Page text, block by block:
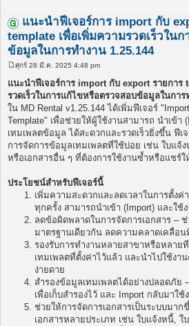
แนะนำฟีเจอร์การ import กับ
template เพื่อเพิ่มความรวดเร็วใน
ข้อมูลในการทำงาน 1.25.144
โ
พ
ส
ต์
ศุกร์ 28 มี.ค. 2025 4:48 pm
แนะนำฟีเจอร์การ import กับ export รายการ
รวดเร็วในการแก้ไขหรือตรวจสอบข้อมูลในการ
ใน MD Rental v1.25.144 ได้เพิ่มฟีเจอร์
Template" เพื่อช่วยให้ผู้ใช้งานสามารถ นำเข้า
เทมเพลตข้อมูล ได้สะดวกและรวดเร็วยิ่งขึ้น ฟีเ
การจัดการข้อมูลเทมเพลตที่ใช้บ่อย เช่น ใบแจ้
หรือเอกสารอื่น ๆ ที่ต้องการใช้งานซ้ำหรือแชร์
ประโยชน์สำหรับฟีเจอร์นี้
เพิ่มความสะดวกและลดเวลาในการตั้งค่
ทุกครั้ง สามารถนำเข้า (Import) และใช้
ลดข้อผิดพลาดในการจัดการเอกสาร –
มาตรฐานเดียวกัน ลดความคลาดเคลื่อน
รองรับการทำงานหลายสาขาหรือหลาย
เทมเพลตที่ตั้งค่าไว้แล้ว และนำไปใช้ง
ง่ายดาย
สำรองข้อมูลเทมเพลตได้อย่างปลอดภัย
เพื่อเก็บสำรองไว้ และ Import กลับมาใ
ช่วยให้การจัดการเอกสารเป็นระบบมาก
เอกสารหลายประเภท เช่น ใบแจ้งหนี้, ใ